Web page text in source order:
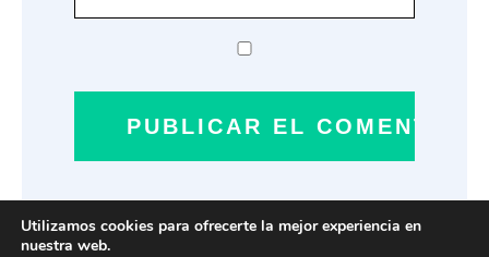
Utilizamos cookies para ofrecerte la mejor experiencia en
nuestra web.